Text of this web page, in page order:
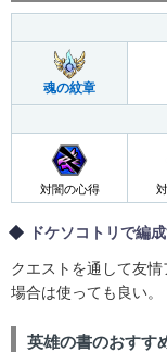
魂の紋章
対闇の心得
ドケソコトリで編
クエストを通して友
場合は使っても良い。
英雄の書のおすす